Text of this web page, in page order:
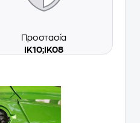
Προστασία
IK10;IK08